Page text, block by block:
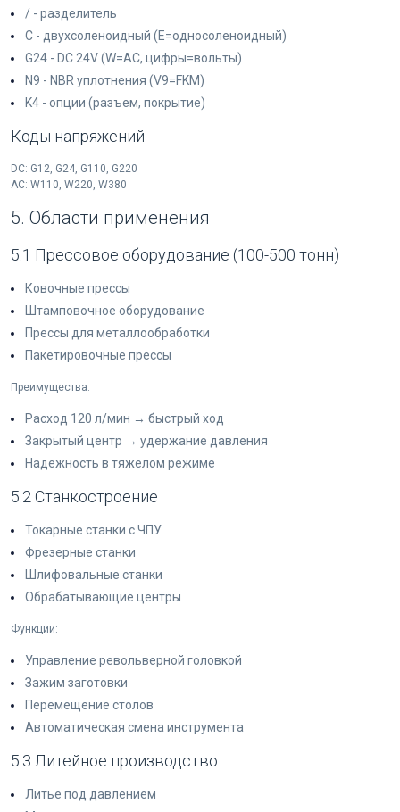
/ - разделитель
C - двухсоленоидный (E=односоленоидный)
G24 - DC 24V (W=AC, цифры=вольты)
N9 - NBR уплотнения (V9=FKM)
K4 - опции (разъем, покрытие)
Коды напряжений
DC: G12, G24, G110, G220
AC: W110, W220, W380
5. Области применения
5.1 Прессовое оборудование (100-500 тонн)
Ковочные прессы
Штамповочное оборудование
Прессы для металлообработки
Пакетировочные прессы
Преимущества:
Расход 120 л/мин → быстрый ход
Закрытый центр → удержание давления
Надежность в тяжелом режиме
5.2 Станкостроение
Токарные станки с ЧПУ
Фрезерные станки
Шлифовальные станки
Обрабатывающие центры
Функции:
Управление револьверной головкой
Зажим заготовки
Перемещение столов
Автоматическая смена инструмента
5.3 Литейное производство
Литье под давлением